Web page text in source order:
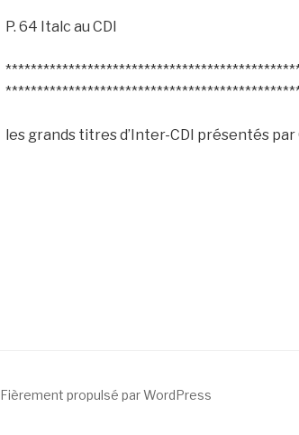
P. 64 Italc au CDI
les grands titres d’Inter-CDI présentés
Fièrement propulsé par WordPress